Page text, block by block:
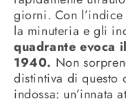
giorni. Con
la minuteria e gli
quadrante evoca
1940. Non
distintiva di
indossa: un’innata